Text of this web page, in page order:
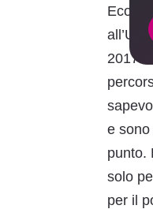
2017.
e sono
punto.
solo
per il